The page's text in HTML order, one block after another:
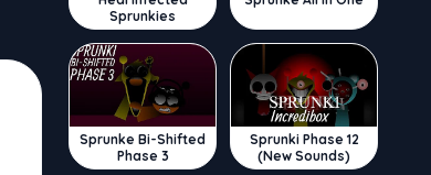
Sprunkies
Sprunke Bi-Shifted
Phase 3
Sprunki Phase 12
(New Sounds)